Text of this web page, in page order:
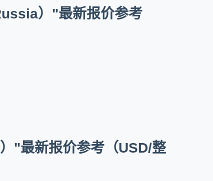
）"最新报价参考
"最新报价参考（USD/整